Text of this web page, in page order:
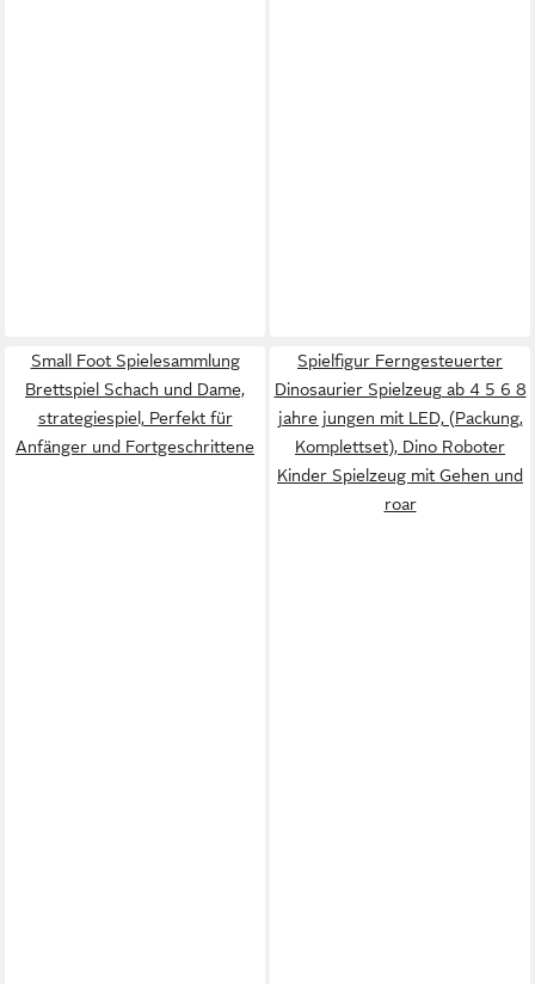
Small Foot Spielesammlung
Brettspiel Schach und Dame,
strategiespiel, Perfekt für
Anfänger und Fortgeschrittene
Spielfigur Ferngesteuerter
Dinosaurier Spielzeug ab 4 5 6 8
jahre jungen mit LED, (Packung,
Komplettset), Dino Roboter
Kinder Spielzeug mit Gehen und
roar